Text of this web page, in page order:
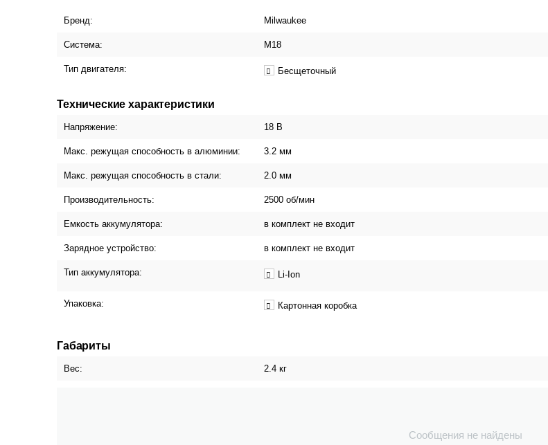
Бренд: Milwaukee
Система: М18
Тип двигателя: Бесщеточный
Технические характеристики
Напряжение: 18 В
Макс. режущая способность в алюминии: 3.2 мм
Макс. режущая способность в стали: 2.0 мм
Производительность: 2500 об/мин
Емкость аккумулятора: в комплект не входит
Зарядное устройство: в комплект не входит
Тип аккумулятора: Li-Ion
Упаковка: Картонная коробка
Габариты
Вес: 2.4 кг
Сообщения не найдены